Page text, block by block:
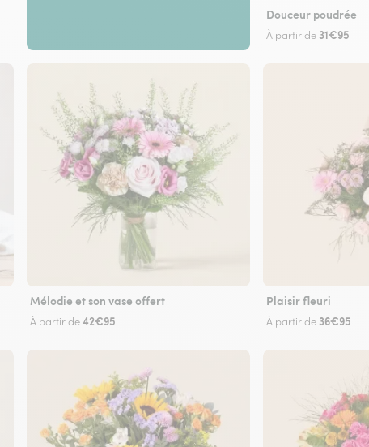
Douceur poudrée
À partir de 31€95
Mélodie et son vase offert
À partir de42€95
Plaisir fleuri
À partir de 36€95